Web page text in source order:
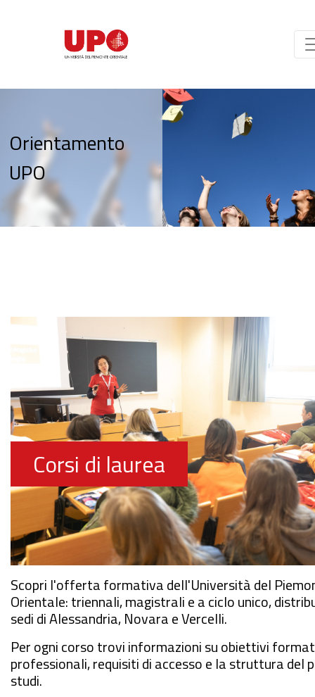
Orientamento
UPO
Corsi di laurea
Scopri l'offerta formativa dell'Università del
Orientale: triennali, magistrali e a ciclo unico,
sedi di Alessandria, Novara e Vercelli.
Per ogni corso trovi informazioni su obiettivi
professionali, requisiti di accesso e la struttura del
studi.